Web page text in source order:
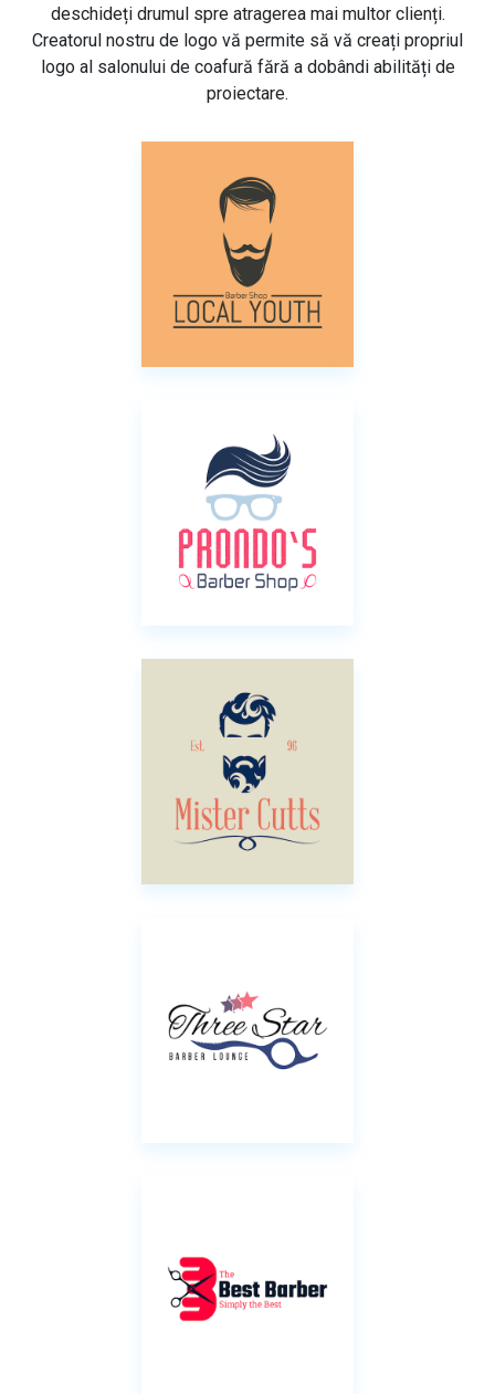
deschideți drumul spre atragerea mai multor clienți.
Creatorul nostru de logo vă permite să vă creați propriul
logo al salonului de coafură fără a dobândi abilități de
proiectare.